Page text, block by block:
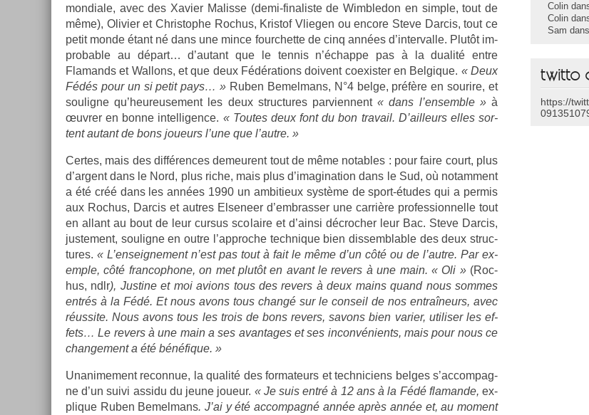
mon­diale, avec des Xavi­er Mal­is­se (demi-finaliste de Wimbledon en sim­ple, tout de
même), Olivi­er et Chris­tophe Roc­hus, Kris­tof Vlieg­en ou en­core Steve Dar­cis, tout ce
petit monde étant né dans une mince fourchet­te de cinq années d’in­terval­le. Plutôt im­
prob­able au départ… d’autant que le ten­nis n’échap­pe pas à la dualité entre
Flamands et Wal­lons, et que deux Fédéra­tions doivent co­exist­er en Be­lgique. « Deux
Fédés pour un si petit pays… » Ruben Be­mel­mans, N°4 belge, préfère en sourire, et
soulig­ne qu’­heureuse­ment les deux struc­tures par­vien­nent« dans l’en­semble » à
œuvrer en bonne in­tel­lig­ence. « Toutes deux font du bon travail. D’ail­leurs elles sor­
tent autant de bons joueurs l’une que l’autre. »
Cer­tes, mais des dif­fér­ences de­meurent tout de même not­ables : pour faire court, plus
d’ar­gent dans le Nord, plus riche, mais plus d’imagina­tion dans le Sud, où notam­ment
a été créé dans les années 1990 un am­bitieux système de sport-études qui a per­mis
aux Roc­hus, Dar­cis et aut­res El­sene­er d’embrass­er une carrière pro­fes­sion­nelle tout
en al­lant au bout de leur cur­sus scolaire et d’ainsi décroch­er leur Bac. Steve Dar­cis,
just­e­ment, soulig­ne en outre l’approc­he tech­nique bien dis­sembl­able des deux struc­
tures. « L’en­seig­ne­ment n’est pas tout à fait le même d’un côté ou de l’autre. Par ex­
em­ple, côté fran­cophone, on met plutôt en avant le re­v­ers à une main. « Oli »(Roc­
hus, ndlr), Just­ine et moi av­ions tous des re­v­ers à deux mains quand nous som­mes
entrés à la Fédé. Et nous avons tous changé sur le con­seil de nos entraîneurs, avec
réus­site. Nous avons tous les trois de bons re­v­ers, savons bien vari­er, utilis­er les ef­
fets… Le re­v­ers à une main a ses avan­tages et ses in­convénients, mais pour nous ce
chan­ge­ment a été bénéfique. »
Un­anime­ment re­con­nue, la qualité des for­mateurs et tech­niciens be­lges s’ac­compag­
ne d’un suivi as­sidu du jeune joueur. « Je suis entré à 12 ans à la Fédé flaman­de, ex­
plique Ruben Be­mel­mans. J’ai y été ac­compagné année après année et, au mo­ment
Colin
Colin
Sam
twitto
https://